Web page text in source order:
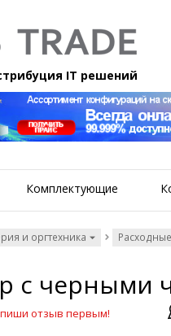
IT решений
Комплектующие
и оргтехника
с черными
отзыв первым!